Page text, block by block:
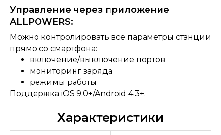
Управление через приложение
ALLPOWERS:
Можно контролировать все параметры станции
прямо со смартфона:
включение/выключение портов
мониторинг заряда
режимы работы
Поддержка iOS 9.0+/Android 4.3+.
Характеристики